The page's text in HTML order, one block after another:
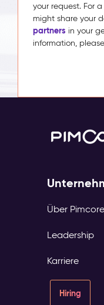
your request. For
might share your
partners in your
information,
Über Pimcore
Leadership
Karriere
Hiring